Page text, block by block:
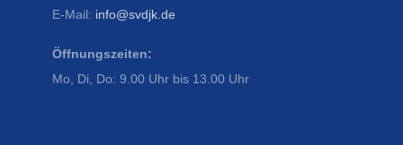
E-Mail: info@svdjk.de
Öffnungszeiten:
Mo, Di, Do: 9.00 Uhr bis 13.00 Uhr